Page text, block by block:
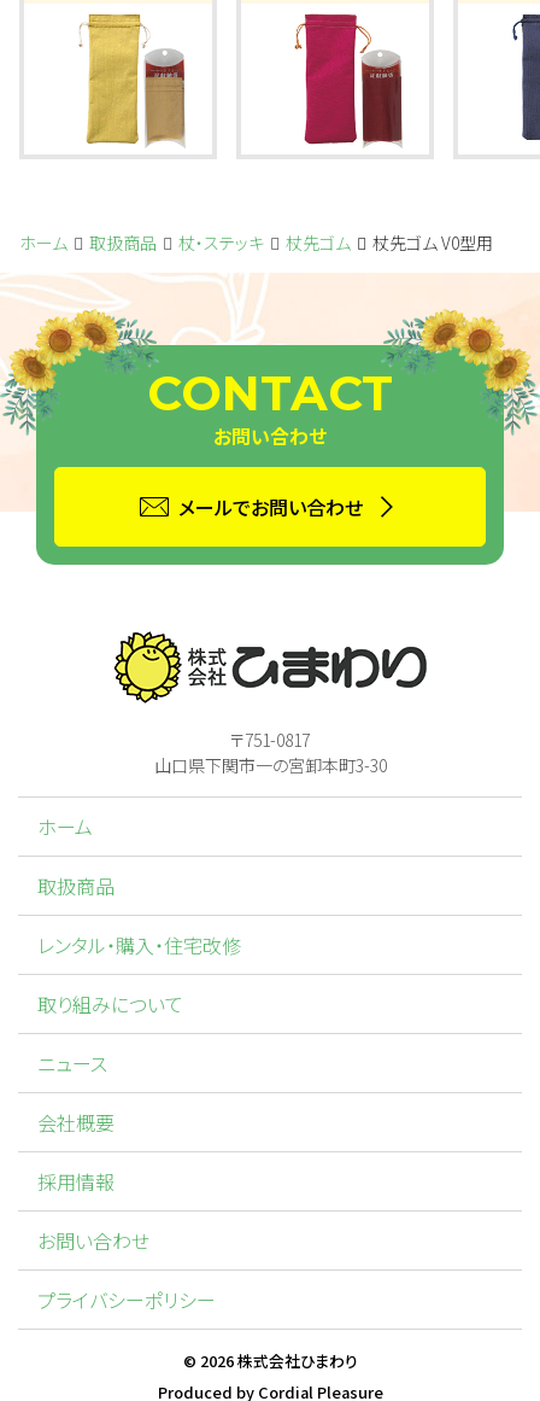
ホーム 取扱商品 杖・ステッキ 杖先ゴム 杖先ゴム V0型用
CONTACT
お問い合わせ
メールでお問い合わせ
〒751-0817
山口県下関市一の宮卸本町3-30
ホーム
取扱商品
レンタル・購入・住宅改修
取り組みについて
ニュース
会社概要
採用情報
お問い合わせ
プライバシーポリシー
© 2026株式会社ひまわり
Produced by Cordial Pleasure